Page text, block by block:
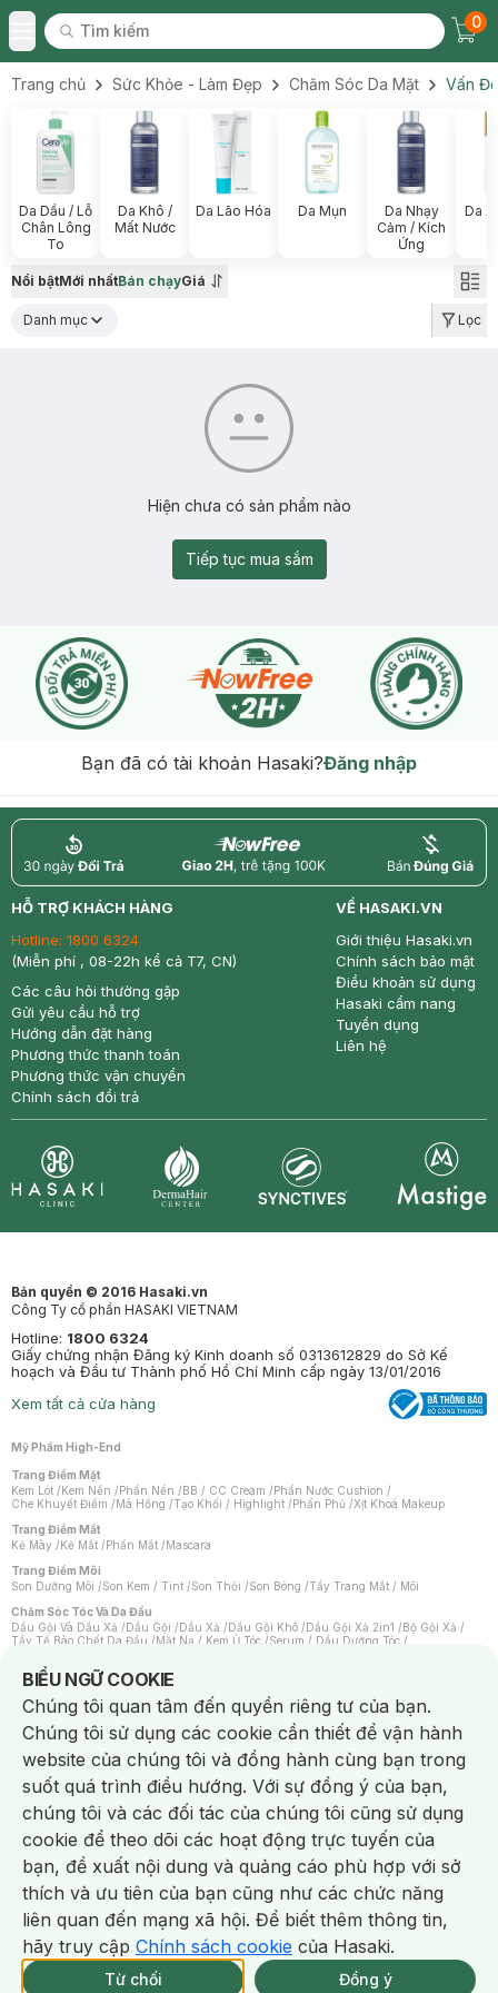
Toggle Menu
Tìm kiếm
Tìm kiếm
0
Trang chủ Sức Khỏe - Làm Đẹp Chăm Sóc Da Mặt Vấn
Da Dầu / Lỗ
Chân Lông
To
Da Khô /
Mất Nước
Da Lão Hóa Da Mụn
Da Nhạy
Cảm / Kích
Ứng
Da
Nổi bậtMới nhấtBán chạyGiá
Danh mục Lọc
Hiện chưa có sản phẩm nào
Tiếp tục mua sắm
Giao Nhanh Miễn Phí 2H.
tại 337 Chi Nhánh (Trễ tặng 100K)
Bạn đã có tài khoản Hasaki?Đăng nhập
return nowfree price
HỖ TRỢ KHÁCH HÀNG
Hotline: 1800 6324
(Miễn phí , 08-22h kể cả T7, CN)
Các câu hỏi thường gặp
Gửi yêu cầu hỗ trợ
Hướng dẫn đặt hàng
Phương thức thanh toán
Phương thức vận chuyển
Chính sách đổi trả
VỀ HASAKI.VN
Giới thiệu Hasaki.vn
Chính sách bảo mật
Điều khoản sử dụng
Hasaki cẩm nang
Tuyển dụng
Liên hệ
Bản quyền © 2016 Hasaki.vn
Công Ty cổ phần HASAKI VIETNAM
Hotline: 1800 6324
Giấy chứng nhận Đăng ký Kinh doanh số 0313612829 do Sở Kế
hoạch và Đầu tư Thành phố Hồ Chí Minh cấp ngày 13/01/2016
Xem tất cả cửa hàng
Mỹ Phẩm High-End
Trang Điểm Mặt
Kem Lót /Kem Nền /Phấn Nền /BB / CC Cream /Phấn Nước Cushion /
Che Khuyết Điểm /Má Hồng /Tạo Khối / Highlight /Phấn Phủ /Xịt Khoá Makeup
Trang Điểm Mắt
Kẻ Mày /Kẻ Mắt /Phấn Mắt /Mascara
Trang Điểm Môi
Son Dưỡng Môi /Son Kem / Tint /Son Thỏi /Son Bóng /Tẩy Trang Mắt / Môi
Chăm Sóc Tóc Và Da Đầu
Dầu Gội Và Dầu Xả /Dầu Gội /Dầu Xả /Dầu Gội Khô /Dầu Gội Xả 2in1 /Bộ Gội Xả /
Tẩy Tế Bào Chết Da Đầu /Mặt Nạ / Kem Ủ Tóc /Serum / Dầu Dưỡng Tóc /
Máy Sấy Tóc
Lược
Kem Tẩy Lông/Dụng Cụ Tẩy Lông
Nước Hoa
Nước Hoa Nam Nước Hoa Cao Cấp Xịt Thơm Toàn Thân
Nước Hoa Vùng Kín
Chăm Sóc Cá Nhân
Chống Muỗi
Khẩu Trang Máy Massage Mặt Nạ Xông Hơi/Nước Rửa Tay
Sản Phẩm Chăm Sóc Khác/ Bàn Chải Đánh Răng /Bàn Chải Điện/
Hỗ Trợ Trắng Răng / Kem Đánh Răng Máy Tăm Nước Nước Súc Miệng
Tăm / Chỉ Nha Khoa /Xịt Thơm Miệng / Dung Dịch Vệ Sinh/Dưỡng Vùng Kín/
Khăn Ướt Vệ Sinh Vùng Kín
/Băng Vệ Sinh Tampon Bọt Cạo Râu Dao Cạo Râu/
Máy Cạo Râu
Vấn Đề Về Da
Da Dầu / Lỗ Chân Lông To
Da Khô / Mất Nước /Da Lão Hóa / Da Mụn/
Da Nhạy Cảm / Kích Ứng/Da Xỉn Màu/Thâm / Nám / Tàn Nhang/
Quầng Thâm & Bọng Mắt/ Sẹo
Viêm Da Cơ Địa
Dụng Cụ / Phụ Kiện Chăm Sóc Da
/Khăn Lau Mặt Khô Dụng Cụ / Máy Rửa Mặt/Máy Chăm Sóc Da
BIỂU NGỮ COOKIE
Notice about cookies usage
Chúng tôi quan tâm đến quyền riêng tư của bạn.
Chúng tôi sử dụng các cookie cần thiết để vận hành
website của chúng tôi và đồng hành cùng bạn trong
suốt quá trình điều hướng. Với sự đồng ý của bạn,
chúng tôi và các đối tác của chúng tôi cũng sử dụng
cookie để theo dõi các hoạt động trực tuyến của
bạn, đề xuất nội dung và quảng cáo phù hợp với sở
thích và ưu tiên của bạn cũng như các chức năng
liên quan đến mạng xã hội. Để biết thêm thông tin,
hãy truy cập Chính sách cookie của Hasaki.
Từ chối Đồng ý